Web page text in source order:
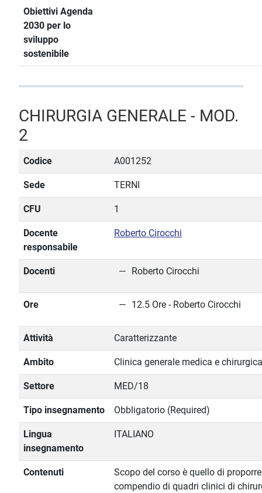
Obiettivi Agenda
2030 per lo
sviluppo
sostenibile
CHIRURGIA GENERALE - MOD.
2
Codice A001252
Sede TERNI
CFU 1
Docente
responsabile
Roberto Cirocchi
Docenti Roberto Cirocchi
Ore 12.5 Ore - Roberto Cirocchi
Attività Caratterizzante
Ambito Clinica generale medica e chirurgica
Settore MED/18
Tipo insegnamento Obbligatorio (Required)
Lingua
insegnamento
ITALIANO
Contenuti
Scopo del corso è quello di
compendio di quadri clinici di